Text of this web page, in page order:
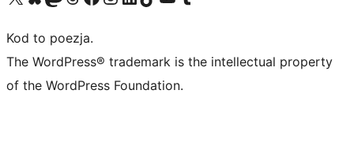
Kod to poezja.
The WordPress® trademark is the intellectual property
of the WordPress Foundation.